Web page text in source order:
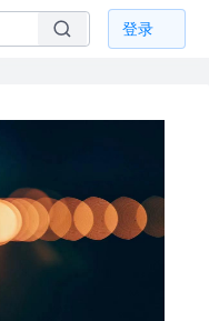
登录